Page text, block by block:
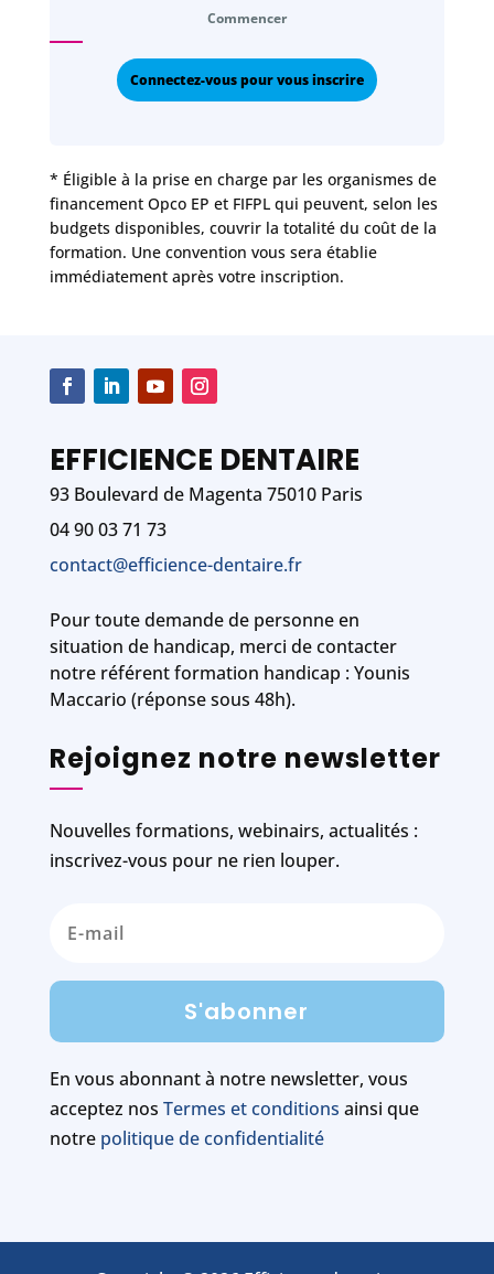
Commencer
Connectez-vous pour vous inscrire
* Éligible à la prise en charge par les organismes de
financement Opco EP et FIFPL qui peuvent, selon les
budgets disponibles, couvrir la totalité du coût de la
formation. Une convention vous sera établie
immédiatement après votre inscription.
EFFICIENCE DENTAIRE
93 Boulevard de Magenta 75010 Paris
04 90 03 71 73
contact@efficience-dentaire.fr
Pour toute demande de personne en
situation de handicap, merci de contacter
notre référent formation handicap : Younis
Maccario (réponse sous 48h).
Rejoignez notre newsletter
Nouvelles formations, webinairs, actualités :
inscrivez-vous pour ne rien louper.
S'abonner
En vous abonnant à notre newsletter, vous
acceptez nos Termes et conditions ainsi que
notre politique de confidentialité